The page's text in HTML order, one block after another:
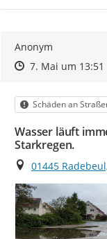
Anonym
Zeitpunkt des
Zeitpunkt des
7. Mai um 13:51
Kategorie
Schäden an
Wasser läuft
Starkregen.
Ort
01445